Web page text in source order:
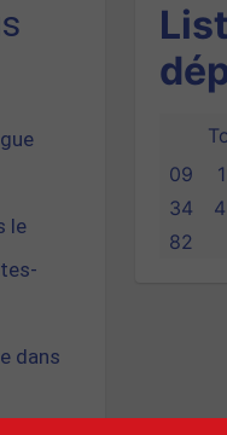
le
dans
09
34
82